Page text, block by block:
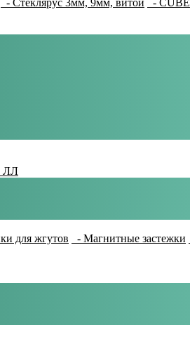
- Стеклярус 3мм, 9мм, витой - CUBE
ЛЛ
для жгутов - Магнитные застежки